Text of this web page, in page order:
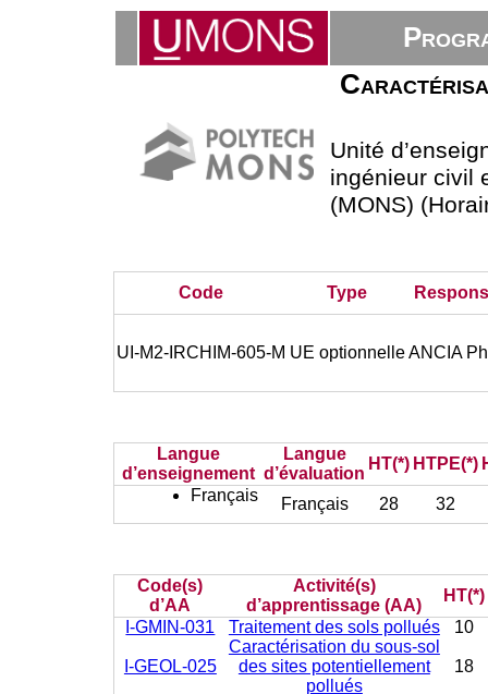
Unité
ingénieur civil
(MONS)
Code Type
UI-M2-IRCHIM-605-M UE optionnelleANCIA
Langue
d’enseignement
Langue
d’évaluation
HT(*) HTPE(*)
Français
Français 28 32
Code(s)
d’AA
Activité(s)
d’apprentissage (AA)
HT(*)
I-GMIN-031
Traitement des sols pollués 10
I-GEOL-025
Caractérisation du sous-sol
des sites potentiellement
pollués
18